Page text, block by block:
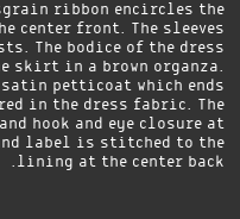
ribbon encircles the
center front. The sleeves
The bodice of the dress
skirt in a brown organza.
satin petticoat which ends
in the dress fabric. The
hook and eye closure at
label is stitched to the
lining at the center back.